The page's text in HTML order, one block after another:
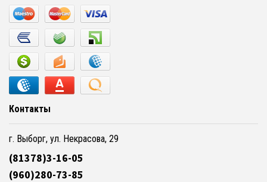
Контакты
г. Выборг, ул. Некрасова, 29
(81378)3-16-05
(960)280-73-85